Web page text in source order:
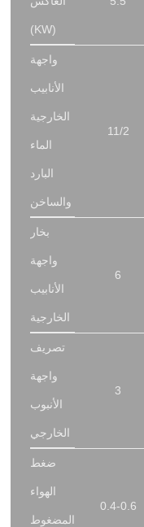
(KW)
واجهة
الأنابيب
الخارجية
الماء
البارد
والساخن
11/2
بخار
واجهة
الأنابيب
الخارجية
6
تصريف
واجهة
الأنبوب
الخارجي
3
ضغط
الهواء
المضغوط
0.4-0.6